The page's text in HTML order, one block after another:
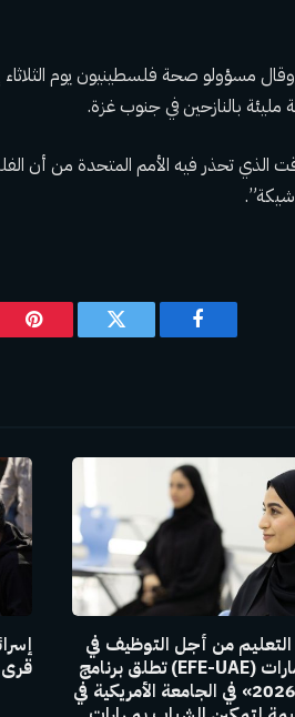
بالنازحين في جنوب غزة.
الذي تحذر فيه الأمم المتحدة من أن
فيسبوك تويتر
من أجل التوظيف في
دولة الإمارات (EFE-UAE) تطلق برنامج
«أجيال 2026» في الجامعة الأمريكية في
قرى